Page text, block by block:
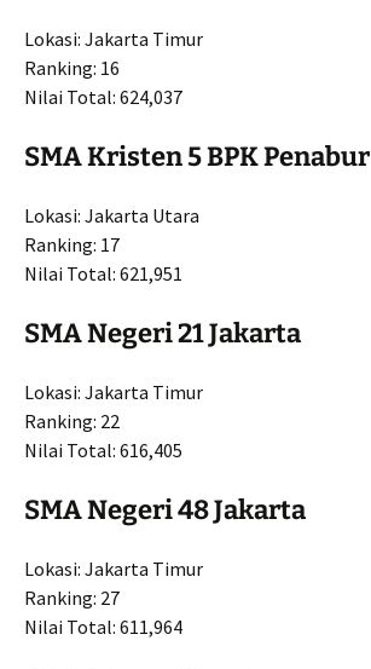
Lokasi: Jakarta Timur
Ranking: 16
Nilai Total: 624,037
SMA Kristen 5 BPK Penabur
Lokasi: Jakarta Utara
Ranking: 17
Nilai Total: 621,951
SMA Negeri 21 Jakarta
Lokasi: Jakarta Timur
Ranking: 22
Nilai Total: 616,405
SMA Negeri 48 Jakarta
Lokasi: Jakarta Timur
Ranking: 27
Nilai Total: 611,964